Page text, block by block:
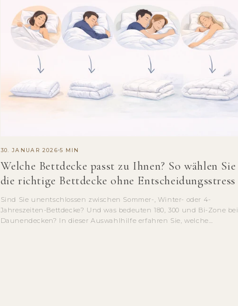
30. JANUAR 2026 5 MIN
Welche Bettdecke passt zu Ihnen? So wählen Sie
die richtige Bettdecke ohne Entscheidungsstress
Sind Sie unentschlossen zwischen Sommer-, Winter- oder 4-
Jahreszeiten-Bettdecke? Und was bedeuten 180, 300 und Bi-Zone bei
Daunendecken? In dieser Auswahlhilfe erfahren Sie, welche